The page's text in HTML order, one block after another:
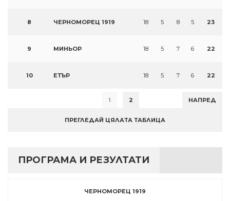
8 ЧЕРНОМОРЕЦ 1919 18 5 8 5 23
9 МИНЬОР 18 5 7 6 22
10 ЕТЪР 18 5 7 6 22
1 2 НАПРЕД
ПРЕГЛЕДАЙ ЦЯЛАТА ТАБЛИЦА
ПРОГРАМА И РЕЗУЛТАТИ
ЧЕРНОМОРЕЦ 1919